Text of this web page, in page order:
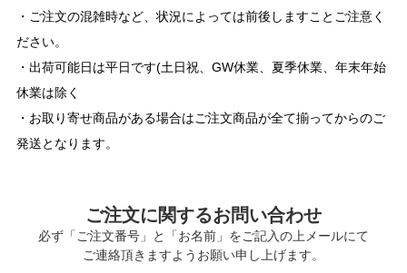
・ご注文の混雑時など、状況によっては前後しますことご注意く
ださい。
・出荷可能日は平日です(土日祝、GW休業、夏季休業、年末年始
休業は除く
・お取り寄せ商品がある場合はご注文商品が全て揃ってからのご
発送となります。
ご注文に関するお問い合わせ
必ず「ご注文番号」と「お名前」をご記入の上メールにて
ご連絡頂きますようお願い申し上げます。